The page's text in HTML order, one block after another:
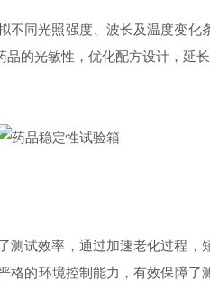
光照强度、波长及温度变化
的光敏性，优化配方设计，延长
效率，通过加速老化过程，
的环境控制能力，有效保障